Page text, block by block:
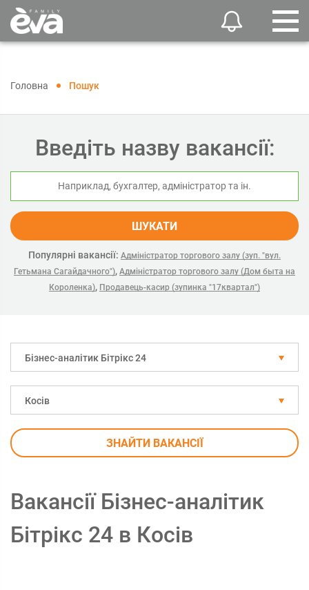
Головна Пошук
Введіть назву вакансії:
ШУКАТИ
Популярні вакансії: Адміністратор торгового залу (зуп. "вул.
Гетьмана Сагайдачного"), Адміністратор торгового залу (Дом быта на
Короленка), Продавець-касир (зупинка "17квартал")
Бізнес-аналітик Бітрікс 24
Косів
ЗНАЙТИ ВАКАНСІЇ
Вакансії Бізнес-аналітик
Бітрікс 24 в Косів